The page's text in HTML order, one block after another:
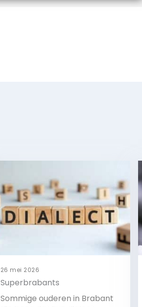
26 mei 2026
Superbrabants
Sommige ouderen in Brabant